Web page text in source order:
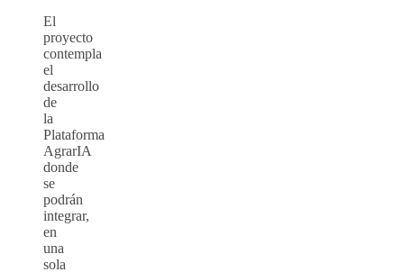
El
proyecto
contempla
el
desarrollo
de
la
Plataforma
AgrarIA
donde
se
podrán
integrar,
en
una
sola